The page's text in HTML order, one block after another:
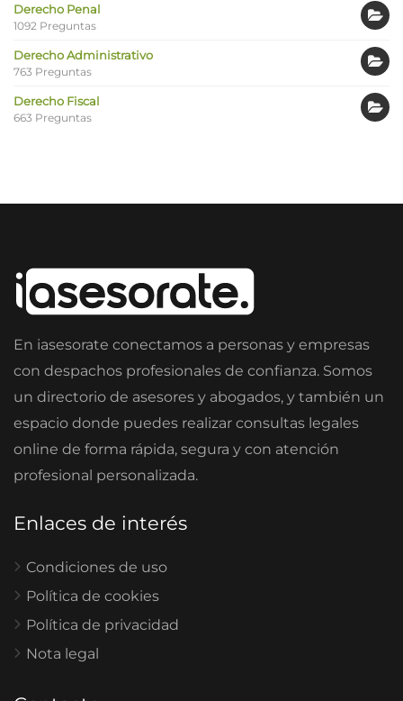
Derecho Penal
1092 Preguntas
Derecho Administrativo
763 Preguntas
Derecho Fiscal
663 Preguntas
En iasesorate conectamos a personas y empresas
con despachos profesionales de confianza. Somos
un directorio de asesores y abogados, y también un
espacio donde puedes realizar consultas legales
online de forma rápida, segura y con atención
profesional personalizada.
Enlaces de interés
Condiciones de uso
Política de cookies
Política de privacidad
Nota legal